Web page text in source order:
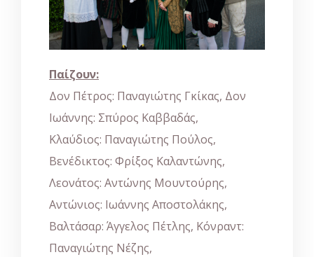
Παίζουν:
Δον Πέτρος: Παναγιώτης Γκίκας, Δον
Ιωάννης: Σπύρος Καββαδάς,
Κλαύδιος: Παναγιώτης Πούλος,
Βενέδικτος: Φρίξος Καλαντώνης,
Λεονάτος: Αντώνης Μουντούρης,
Αντώνιος: Ιωάννης Αποστολάκης,
Βαλτάσαρ: Άγγελος Πέτλης, Κόνραντ:
Παναγιώτης Νέζης,